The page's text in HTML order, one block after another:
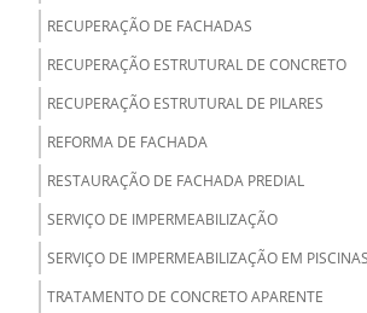
RECUPERAÇÃO DE FACHADAS
RECUPERAÇÃO ESTRUTURAL DE CONCRETO
RECUPERAÇÃO ESTRUTURAL DE PILARES
REFORMA DE FACHADA
RESTAURAÇÃO DE FACHADA PREDIAL
SERVIÇO DE IMPERMEABILIZAÇÃO
SERVIÇO DE IMPERMEABILIZAÇÃO EM PISCINAS
TRATAMENTO DE CONCRETO APARENTE